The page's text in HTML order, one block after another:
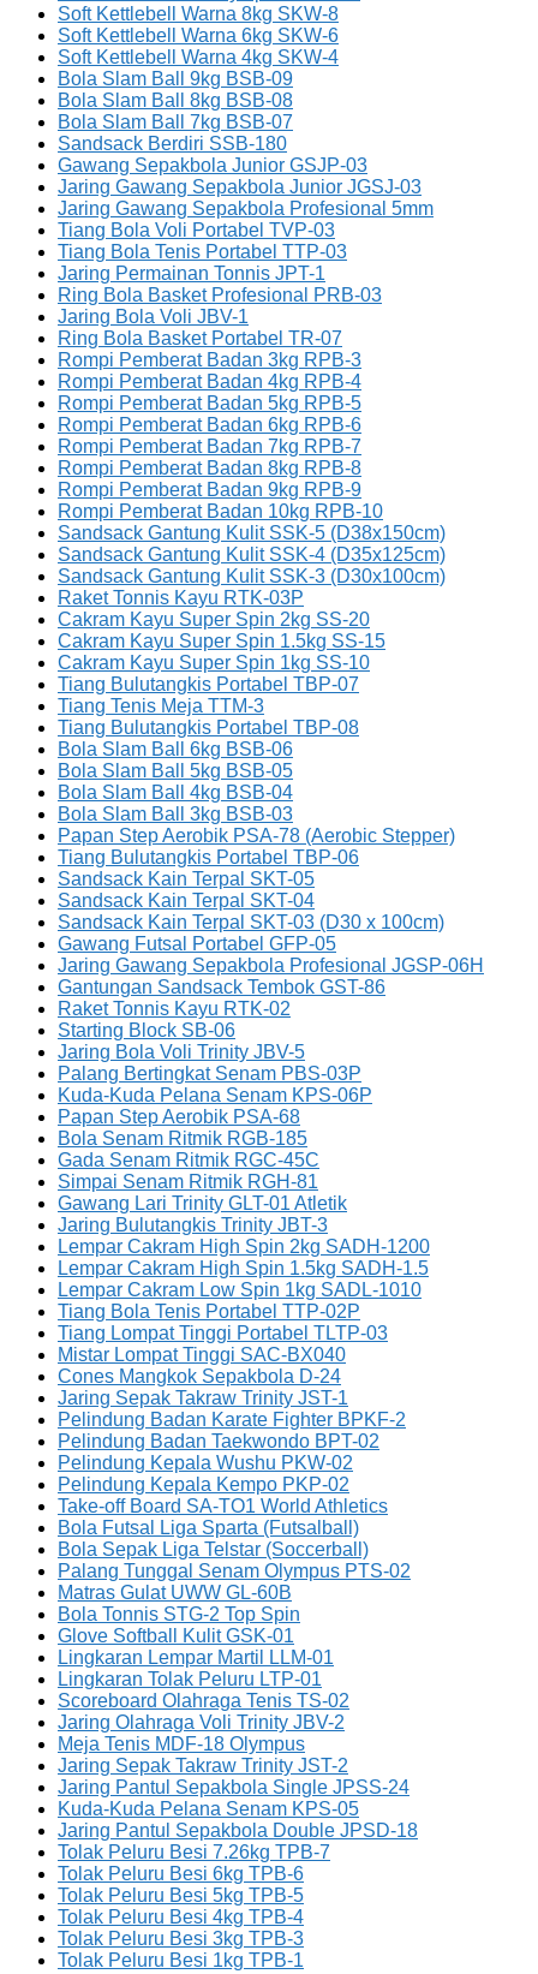
Soft Kettlebell Warna 8kg SKW-8
Soft Kettlebell Warna 6kg SKW-6
Soft Kettlebell Warna 4kg SKW-4
Bola Slam Ball 9kg BSB-09
Bola Slam Ball 8kg BSB-08
Bola Slam Ball 7kg BSB-07
Sandsack Berdiri SSB-180
Gawang Sepakbola Junior GSJP-03
Jaring Gawang Sepakbola Junior JGSJ-03
Jaring Gawang Sepakbola Profesional 5mm
Tiang Bola Voli Portabel TVP-03
Tiang Bola Tenis Portabel TTP-03
Jaring Permainan Tonnis JPT-1
Ring Bola Basket Profesional PRB-03
Jaring Bola Voli JBV-1
Ring Bola Basket Portabel TR-07
Rompi Pemberat Badan 3kg RPB-3
Rompi Pemberat Badan 4kg RPB-4
Rompi Pemberat Badan 5kg RPB-5
Rompi Pemberat Badan 6kg RPB-6
Rompi Pemberat Badan 7kg RPB-7
Rompi Pemberat Badan 8kg RPB-8
Rompi Pemberat Badan 9kg RPB-9
Rompi Pemberat Badan 10kg RPB-10
Sandsack Gantung Kulit SSK-5 (D38x150cm)
Sandsack Gantung Kulit SSK-4 (D35x125cm)
Sandsack Gantung Kulit SSK-3 (D30x100cm)
Raket Tonnis Kayu RTK-03P
Cakram Kayu Super Spin 2kg SS-20
Cakram Kayu Super Spin 1.5kg SS-15
Cakram Kayu Super Spin 1kg SS-10
Tiang Bulutangkis Portabel TBP-07
Tiang Tenis Meja TTM-3
Tiang Bulutangkis Portabel TBP-08
Bola Slam Ball 6kg BSB-06
Bola Slam Ball 5kg BSB-05
Bola Slam Ball 4kg BSB-04
Bola Slam Ball 3kg BSB-03
Papan Step Aerobik PSA-78 (Aerobic Stepper)
Tiang Bulutangkis Portabel TBP-06
Sandsack Kain Terpal SKT-05
Sandsack Kain Terpal SKT-04
Sandsack Kain Terpal SKT-03 (D30 x 100cm)
Gawang Futsal Portabel GFP-05
Jaring Gawang Sepakbola Profesional JGSP-06H
Gantungan Sandsack Tembok GST-86
Raket Tonnis Kayu RTK-02
Starting Block SB-06
Jaring Bola Voli Trinity JBV-5
Palang Bertingkat Senam PBS-03P
Kuda-Kuda Pelana Senam KPS-06P
Papan Step Aerobik PSA-68
Bola Senam Ritmik RGB-185
Gada Senam Ritmik RGC-45C
Simpai Senam Ritmik RGH-81
Gawang Lari Trinity GLT-01 Atletik
Jaring Bulutangkis Trinity JBT-3
Lempar Cakram High Spin 2kg SADH-1200
Lempar Cakram High Spin 1.5kg SADH-1.5
Lempar Cakram Low Spin 1kg SADL-1010
Tiang Bola Tenis Portabel TTP-02P
Tiang Lompat Tinggi Portabel TLTP-03
Mistar Lompat Tinggi SAC-BX040
Cones Mangkok Sepakbola D-24
Jaring Sepak Takraw Trinity JST-1
Pelindung Badan Karate Fighter BPKF-2
Pelindung Badan Taekwondo BPT-02
Pelindung Kepala Wushu PKW-02
Pelindung Kepala Kempo PKP-02
Take-off Board SA-TO1 World Athletics
Bola Futsal Liga Sparta (Futsalball)
Bola Sepak Liga Telstar (Soccerball)
Palang Tunggal Senam Olympus PTS-02
Matras Gulat UWW GL-60B
Bola Tonnis STG-2 Top Spin
Glove Softball Kulit GSK-01
Lingkaran Lempar Martil LLM-01
Lingkaran Tolak Peluru LTP-01
Scoreboard Olahraga Tenis TS-02
Jaring Olahraga Voli Trinity JBV-2
Meja Tenis MDF-18 Olympus
Jaring Sepak Takraw Trinity JST-2
Jaring Pantul Sepakbola Single JPSS-24
Kuda-Kuda Pelana Senam KPS-05
Jaring Pantul Sepakbola Double JPSD-18
Tolak Peluru Besi 7.26kg TPB-7
Tolak Peluru Besi 6kg TPB-6
Tolak Peluru Besi 5kg TPB-5
Tolak Peluru Besi 4kg TPB-4
Tolak Peluru Besi 3kg TPB-3
Tolak Peluru Besi 1kg TPB-1